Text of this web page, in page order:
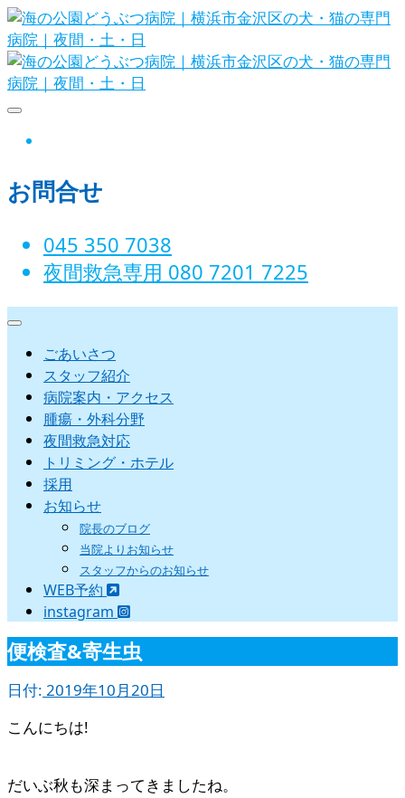
Skip
to
content
日
お問合せ
045 350 7038‬
夜間救急専用 080 7201 7225‬
ごあいさつ
スタッフ紹介
病院案内・アクセス
腫瘍・外科分野
夜間救急対応
トリミング・ホテル
採用
お知らせ
院長のブログ
当院よりお知らせ
スタッフからのお知らせ
WEB予約
instagram
便検査&寄生虫
日付: 2019年10月20日
こんにちは!
だいぶ秋も深まってきましたね。